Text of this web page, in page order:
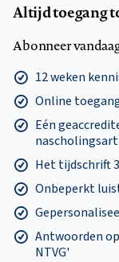
Altijd toegang
Abonneer
12 weken
Online
Eén
Het tijdschrift
Onbeperkt
Antwoorden
NTVG'